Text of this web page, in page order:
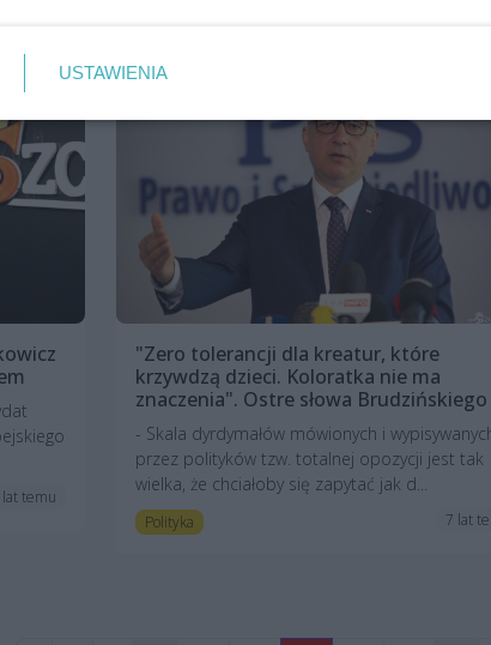
lat temu
"Zero tolerancji dla kreatur, które
krzywdzą dzieci. Koloratka nie ma
znaczenia". Ostre słowa Brudzińskiego
- Skala dyrdymałów mówionych i
przez polityków tzw. totalnej opozycji jest tak
wielka, że chciałoby się zapytać jak d...
Polityka 7 lat
USTAWIENIA